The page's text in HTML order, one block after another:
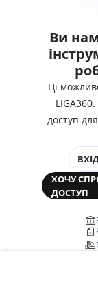
Ви
Ці
доступ
ХОЧУ
ДОСТУП